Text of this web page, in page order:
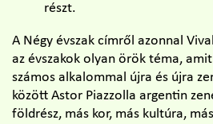
részt.
A Négy évszak címről azonnal
az évszakok olyan örök téma,
számos alkalommal újra és újra
között Astor Piazzolla argentin
földrész, más kor, más kultúra,